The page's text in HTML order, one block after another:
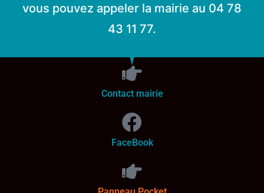
vous pouvez appeler la mairie au 04 78
43 11 77.
Contact mairie
FaceBook